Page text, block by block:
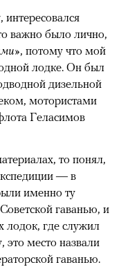
важно было лично,
, потому что мой
лодке. Он был
дизельной
мотористами
Геласимов
то понял,
— в
именно ту
гаванью, и
лодок, где служил
место назвали
гаванью.